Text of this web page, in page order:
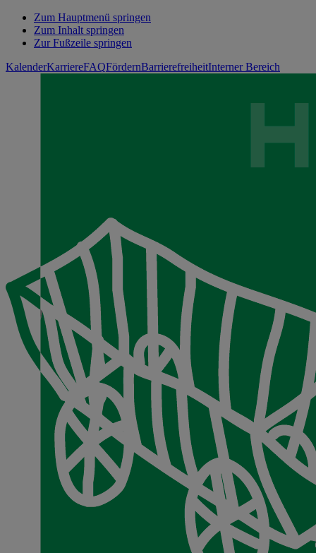
Zum Hauptmenü springen
Zum Inhalt springen
Zur Fußzeile springen
KalenderKarriereFAQFördernBarrierefreiheitInterner Bereich